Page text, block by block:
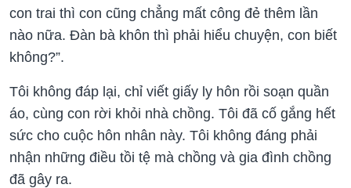
con trai thì con cũng chẳng mất công đẻ thêm lần
nào nữa. Đàn bà khôn thì phải hiểu chuyện, con biết
không?”.
Tôi không đáp lại, chỉ viết giấy ly hôn rồi soạn quần
áo, cùng con rời khỏi nhà chồng. Tôi đã cố gắng hết
sức cho cuộc hôn nhân này. Tôi không đáng phải
nhận những điều tồi tệ mà chồng và gia đình chồng
đã gây ra.